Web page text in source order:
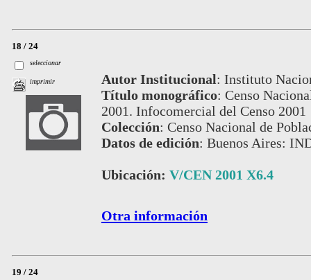
18 / 24
seleccionar
imprimir Autor Institucional: Instituto
Título monográfico: Censo
2001. Infocomercial del Censo 2001
Colección: Censo Nacional de
Datos de edición: Buenos Aires:
Ubicación: V/CEN 2001 X6.4
Otra información
19 / 24